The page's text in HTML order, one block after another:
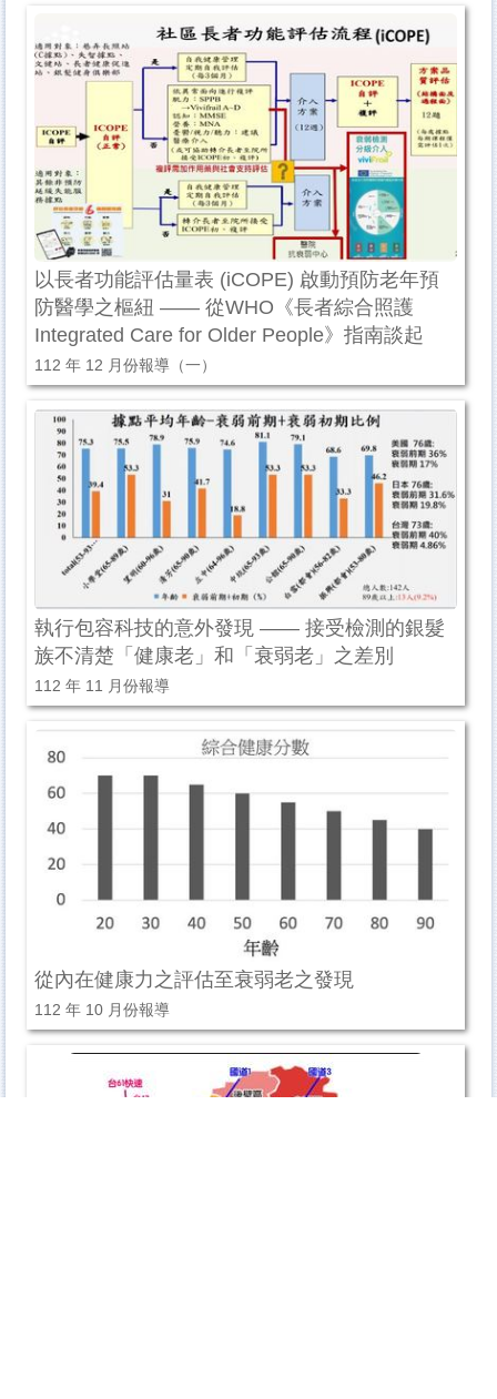
以長者功能評估量表 (iCOPE) 啟動預防老年預
防醫學之樞紐 —— 從WHO《長者綜合照護
Integrated Care for Older People》指南談起
112 年 12 月份報導（一）
執行包容科技的意外發現 —— 接受檢測的銀髮
族不清楚「健康老」和「衰弱老」之差別
112 年 11 月份報導
從內在健康力之評估至衰弱老之發現
112 年 10 月份報導